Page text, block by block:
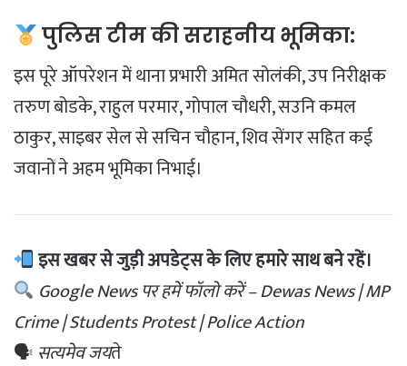
पुलिस टीम की सराहनीय भूमिका:
इस पूरे ऑपरेशन में थाना प्रभारी अमित सोलंकी, उप निरीक्षक
तरुण बोडके, राहुल परमार, गोपाल चौधरी, सउनि कमल
ठाकुर, साइबर सेल से सचिन चौहान, शिव सेंगर सहित कई
जवानों ने अहम भूमिका निभाई।
इस खबर से जुड़ी अपडेट्स के लिए हमारे साथ बने रहें।
Google News पर हमें फॉलो करें – Dewas News | MP
Crime | Students Protest | Police Action
🗣 सत्यमेव जयते